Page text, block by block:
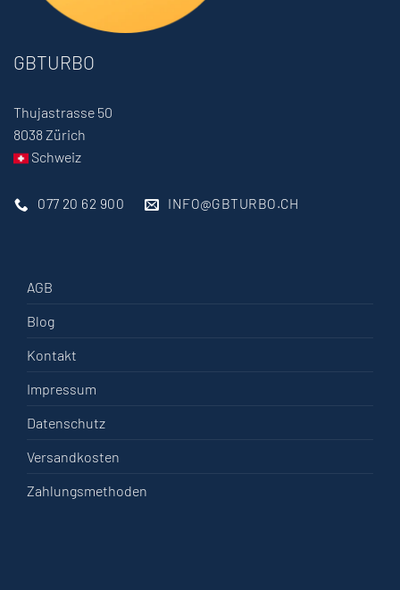
GBTURBO
Thujastrasse 50
8038 Zürich
Schweiz
077 20 62 900 INFO@GBTURBO.CH
AGB
Blog
Kontakt
Impressum
Datenschutz
Versandkosten
Zahlungsmethoden